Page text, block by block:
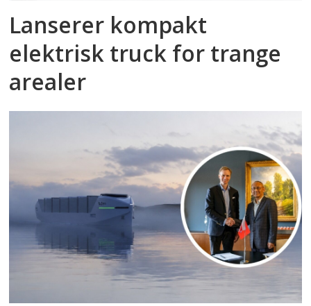
Lanserer kompakt
elektrisk truck for trange
arealer